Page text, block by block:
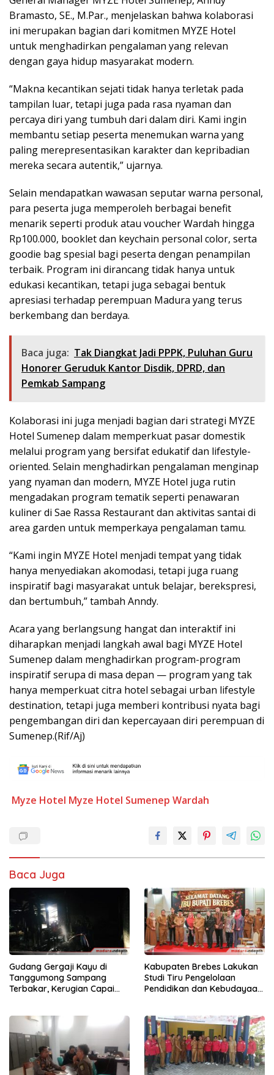
Bramasto, SE., M.Par., menjelaskan bahwa kolaborasi
ini merupakan bagian dari komitmen MYZE Hotel
untuk menghadirkan pengalaman yang relevan
dengan gaya hidup masyarakat modern.
“Makna kecantikan sejati tidak hanya terletak pada
tampilan luar, tetapi juga pada rasa nyaman dan
percaya diri yang tumbuh dari dalam diri. Kami ingin
membantu setiap peserta menemukan warna yang
paling merepresentasikan karakter dan kepribadian
mereka secara autentik,” ujarnya.
Selain mendapatkan wawasan seputar warna personal,
para peserta juga memperoleh berbagai benefit
menarik seperti produk atau voucher Wardah hingga
Rp100.000, booklet dan keychain personal color, serta
goodie bag spesial bagi peserta dengan penampilan
terbaik. Program ini dirancang tidak hanya untuk
edukasi kecantikan, tetapi juga sebagai bentuk
apresiasi terhadap perempuan Madura yang terus
berkembang dan berdaya.
Baca juga: Tak Diangkat Jadi PPPK, Puluhan Guru
Honorer Geruduk Kantor Disdik, DPRD, dan
Pemkab Sampang
Kolaborasi ini juga menjadi bagian dari strategi MYZE
Hotel Sumenep dalam memperkuat pasar domestik
melalui program yang bersifat edukatif dan lifestyle-
oriented. Selain menghadirkan pengalaman menginap
yang nyaman dan modern, MYZE Hotel juga rutin
mengadakan program tematik seperti penawaran
kuliner di Sae Rassa Restaurant dan aktivitas santai di
area garden untuk memperkaya pengalaman tamu.
“Kami ingin MYZE Hotel menjadi tempat yang tidak
hanya menyediakan akomodasi, tetapi juga ruang
inspiratif bagi masyarakat untuk belajar, berekspresi,
dan bertumbuh,” tambah Anndy.
Acara yang berlangsung hangat dan interaktif ini
diharapkan menjadi langkah awal bagi MYZE Hotel
Sumenep dalam menghadirkan program-program
inspiratif serupa di masa depan — program yang tak
hanya memperkuat citra hotel sebagai urban lifestyle
destination, tetapi juga memberi kontribusi nyata bagi
pengembangan diri dan kepercayaan diri perempuan di
Sumenep.(Rif/Aj)
Myze Hotel Myze Hotel Sumenep Wardah
Baca Juga
Gudang Gergaji Kayu di
Tanggumong Sampang
Terbakar, Kerugian Capai
Kabupaten Brebes Lakukan
Studi Tiru Pengelolaan
Pendidikan dan Kebudayaan